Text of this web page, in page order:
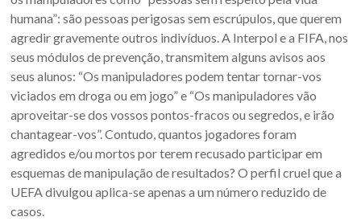
humana”: são pessoas perigosas sem escrúpulos, que querem
agredir gravemente outros indivíduos. A Interpol e a FIFA, nos
seus módulos de prevenção, transmitem alguns avisos aos
seus alunos: “Os manipuladores podem tentar tornar-vos
viciados em droga ou em jogo” e “Os manipuladores vão
aproveitar-se dos vossos pontos-fracos ou segredos, e irão
chantagear-vos”. Contudo, quantos jogadores foram
agredidos e/ou mortos por terem recusado participar em
esquemas de manipulação de resultados? O perfil cruel que a
UEFA divulgou aplica-se apenas a um número reduzido de
casos.